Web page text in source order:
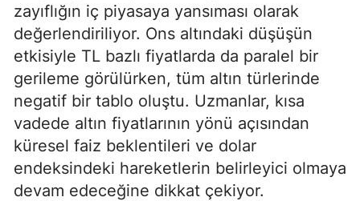
zayıflığın iç piyasaya yansıması olarak
değerlendiriliyor. Ons altındaki düşüşün
etkisiyle TL bazlı fiyatlarda da paralel bir
gerileme görülürken, tüm altın türlerinde
negatif bir tablo oluştu. Uzmanlar, kısa
vadede altın fiyatlarının yönü açısından
küresel faiz beklentileri ve dolar
endeksindeki hareketlerin belirleyici olmaya
devam edeceğine dikkat çekiyor.